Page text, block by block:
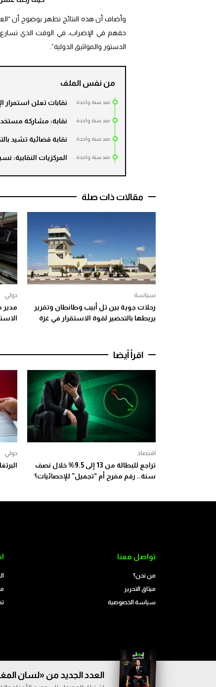
وأضاف أن هذه النتائج تظهر بوضوح أن
حقهم في الإضراب، في الوقت الذي تسارع
الدستور والمواثيق الدولية”.
من نفس الملف
مند سنة واحدة نقابات تعلن استمرار
مند سنة واحدة نقابة: مشاركة مستخدمي
مند سنة واحدة نقابة قضائية تشيد
مند سنة واحدة المركزيات النقابية:
مقالات ذات صلة
سياسة
رحلات جوية بين تل أبيب وطانطان وتقرير
يربطها بالتحضير لقوة الاستقرار في غزة
دولي
مدير
اقرأ أيضا
اقتصاد
تراجع للبطالة من 13 إلى 9.5% خلال نصف
سنة.. رقم مفرح أم “تجميل” للإحصائيات؟
دولي
العدد الجديد من «لسان
تواصل معنا
من نحن؟
ميثاق التحرير
سياسة الخصوصية